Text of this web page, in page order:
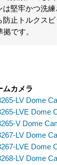
は堅牢かつ洗
防止トルクス
拠です。
ムカメラ
LV Dome
LVE Dome
V Dome
LV Dome
LVE Dome
LV Dome